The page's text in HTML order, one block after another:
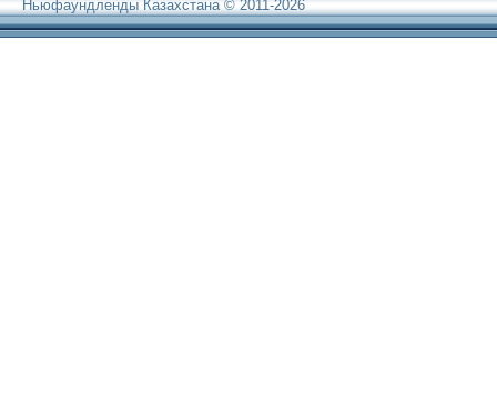
Ньюфаундленды Казахстана © 2011-2026